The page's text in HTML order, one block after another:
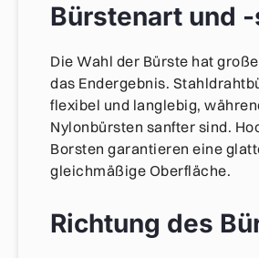
Bürstenart und
Die Wahl der Bürste hat
das Endergebnis.
flexibel und langlebig,
Nylonbürsten sanfter sind.
Borsten garantieren eine
gleichmäßige Oberfläche.
Richtung des